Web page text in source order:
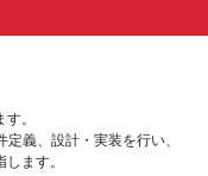
。
義、設計・実装を行い、
ます。